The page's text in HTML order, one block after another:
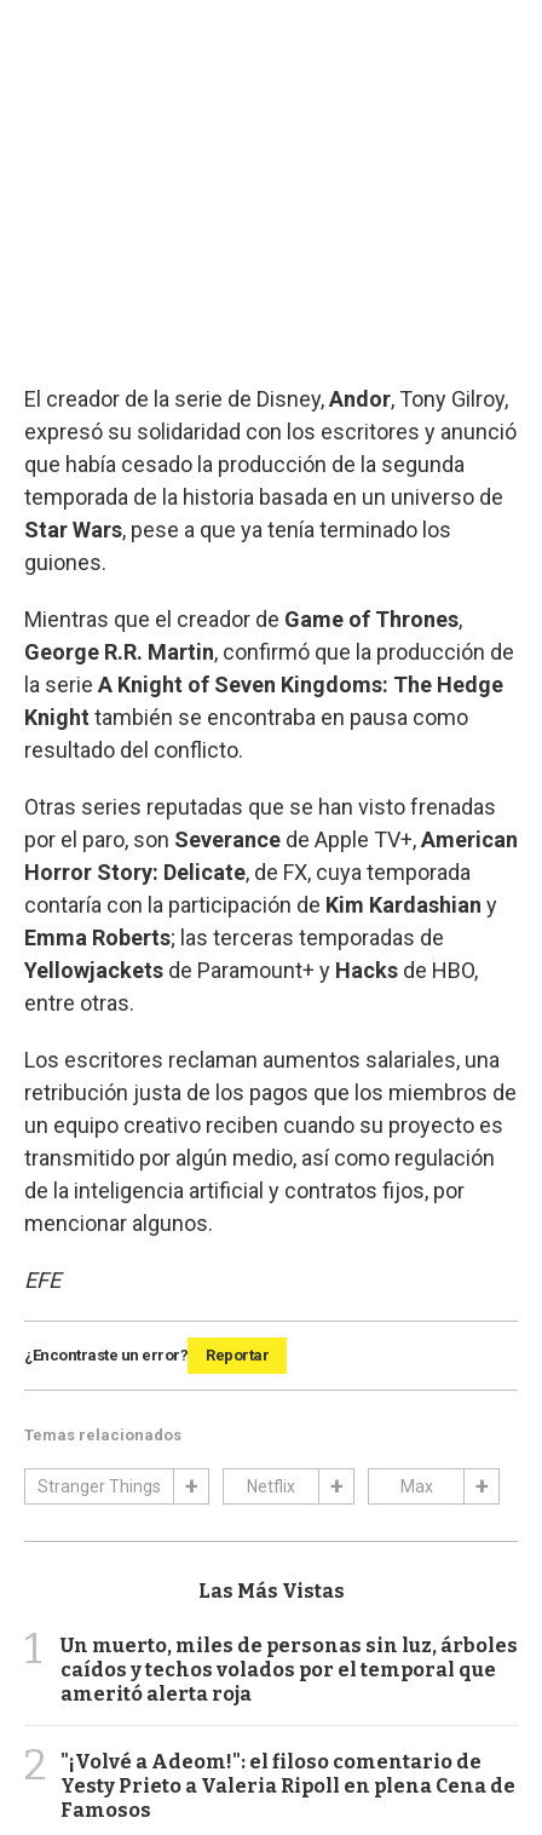
El creador de la serie de Disney,Andor, Tony Gilroy,
expresó su solidaridad con los escritores y anunció
que había cesado la producción de la segunda
temporada de la historia basada en un universo de
Star Wars, pese a que ya tenía terminado los
guiones.
Mientras que el creador de Game of Thrones,
George R.R. Martin, confirmó que la producción de
la serie A Knight of Seven Kingdoms: The Hedge
Knight también se encontraba en pausa como
resultado del conflicto.
Otras series reputadas que se han visto frenadas
por el paro, son Severance de Apple TV+,American
Horror Story: Delicate, de FX, cuya temporada
contaría con la participación de Kim Kardashian y
Emma Roberts; las terceras temporadas de
Yellowjackets de Paramount+ y Hacks de HBO,
entre otras.
Los escritores reclaman aumentos salariales, una
retribución justa de los pagos que los miembros de
un equipo creativo reciben cuando su proyecto es
transmitido por algún medio, así como regulación
de la inteligencia artificial y contratos fijos, por
mencionar algunos.
EFE
¿Encontraste un error? Reportar
Temas relacionados
Stranger Things Netflix Max
Las Más Vistas
1
Un muerto, miles de personas sin luz, árboles
caídos y techos volados por el temporal que
ameritó alerta roja
2
"¡Volvé a Adeom!": el filoso comentario de
Yesty Prieto a Valeria Ripoll en plena Cena de
Famosos